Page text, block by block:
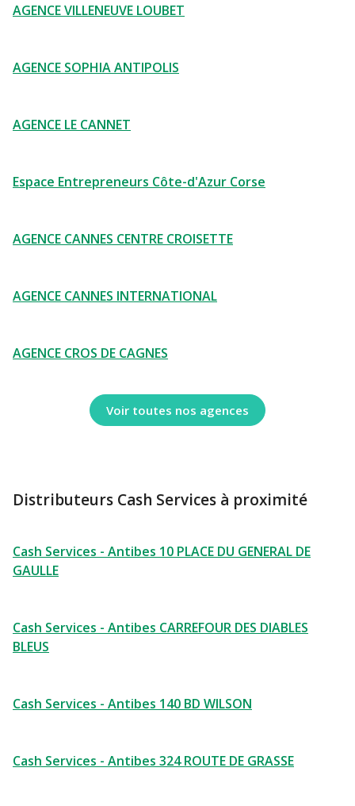
AGENCE VILLENEUVE LOUBET
AGENCE SOPHIA ANTIPOLIS
AGENCE LE CANNET
Espace Entrepreneurs Côte-d'Azur Corse
AGENCE CANNES CENTRE CROISETTE
AGENCE CANNES INTERNATIONAL
AGENCE CROS DE CAGNES
Voir toutes nos agences
Distributeurs Cash Services à proximité
Cash Services - Antibes 10 PLACE DU GENERAL DE
GAULLE
Cash Services - Antibes CARREFOUR DES DIABLES
BLEUS
Cash Services - Antibes 140 BD WILSON
Cash Services - Antibes 324 ROUTE DE GRASSE